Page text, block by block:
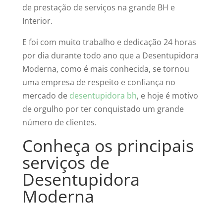
de prestação de serviços na grande BH e
Interior.
E foi com muito trabalho e dedicação 24 horas
por dia durante todo ano que a Desentupidora
Moderna, como é mais conhecida, se tornou
uma empresa de respeito e confiança no
mercado de desentupidora bh, e hoje é motivo
de orgulho por ter conquistado um grande
número de clientes.
Conheça os principais
serviços de
Desentupidora
Moderna